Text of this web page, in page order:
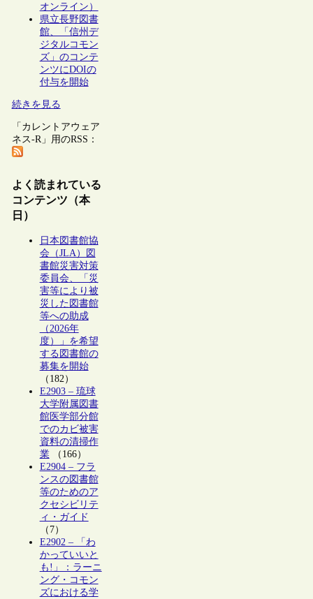
オンライン）
県立長野図書
館、「信州デ
ジタルコモン
ズ」のコンテ
ンツにDOIの
付与を開始
続きを見る
「カレントアウェア
ネス-R」用のRSS：
よく読まれている
コンテンツ（本
日）
日本図書館協
会（JLA）図
書館災害対策
委員会、「災
害等により被
災した図書館
等への助成
（2026年
度）」を希望
する図書館の
募集を開始
（182）
E2903 – 琉球
大学附属図書
館医学部分館
でのカビ被害
資料の清掃作
業（166）
E2904 – フラ
ンスの図書館
等のためのア
クセシビリテ
ィ・ガイド
（7）
E2902 – 「わ
かっていいと
も!」：ラーニ
ング・コモン
ズにおける学